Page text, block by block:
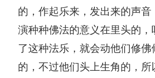
的，作起乐来，发出来的声
演种种佛法的意义在里头的，
了这种法乐，就会动他们修
的，不过他们头上生角的，所